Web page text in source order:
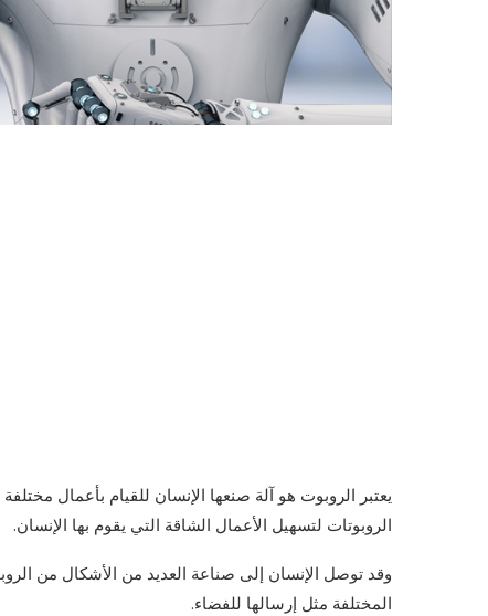
يعتبر الروبوت هو آلة صنعها الإنسان للقيام بأعمال
الروبوتات لتسهيل الأعمال الشاقة التي يقوم بها الإنسان.
وقد توصل الإنسان إلى صناعة العديد من الأشكال من
المختلفة مثل إرسالها للفضاء.